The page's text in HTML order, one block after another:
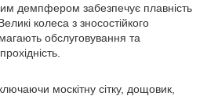
демпфером забезпечує плавність
колеса з зносостійкого
обслуговування та
москітну сітку, дощовик,